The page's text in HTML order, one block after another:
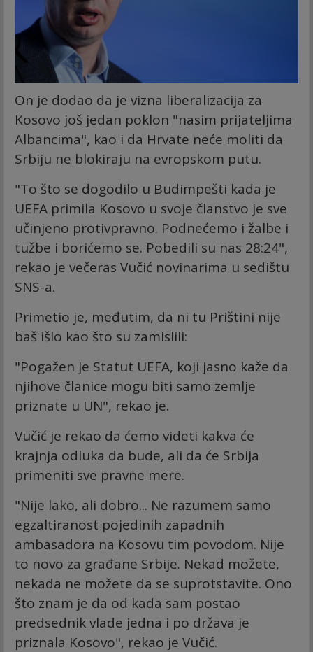
On je dodao da je vizna liberalizacija za
Kosovo još jedan poklon "nasim prijateljima
Albancima", kao i da Hrvate neće moliti da
Srbiju ne blokiraju na evropskom putu.
"To što se dogodilo u Budimpešti kada je
UEFA primila Kosovo u svoje članstvo je sve
učinjeno protivpravno. Podnećemo i žalbe i
tužbe i borićemo se. Pobedili su nas 28:24",
rekao je večeras Vučić novinarima u sedištu
SNS-a.
Primetio je, međutim, da ni tu Prištini nije
baš išlo kao što su zamislili:
"Pogažen je Statut UEFA, koji jasno kaže da
njihove članice mogu biti samo zemlje
priznate u UN", rekao je.
Vučić je rekao da ćemo videti kakva će
krajnja odluka da bude, ali da će Srbija
primeniti sve pravne mere.
"Nije lako, ali dobro... Ne razumem samo
egzaltiranost pojedinih zapadnih
ambasadora na Kosovu tim povodom. Nije
to novo za građane Srbije. Nekad možete,
nekada ne možete da se suprotstavite. Ono
što znam je da od kada sam postao
predsednik vlade jedna i po država je
priznala Kosovo", rekao je Vučić.